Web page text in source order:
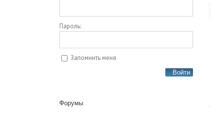
Пароль:
Запомнить меня
Войти
Форумы